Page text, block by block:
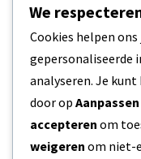
die angst en
willen
2 MIN READ 4
We
Cookies helpen
gepersonaliseerde
analyseren. Je
door op Aanpassen
accepteren om
weigeren om niet-